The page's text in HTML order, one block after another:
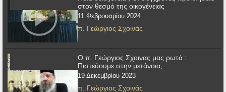
στον θεσμό της οικογένειας
11 Φεβρουαρίου 2024
π. Γεώργιος Σχοινάς
Ο π. Γεώργιος Σχοινας μας ρωτά :
Πιστεύουμε στην μετάνοια;
19 Δεκεμβρίου 2023
π. Γεώργιος Σχοινάς